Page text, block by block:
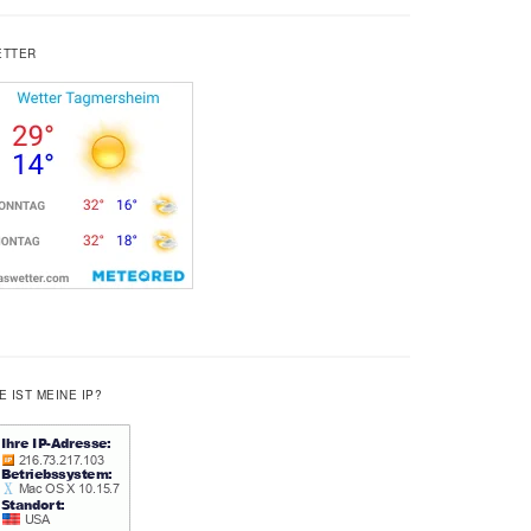
IST MEINE IP?